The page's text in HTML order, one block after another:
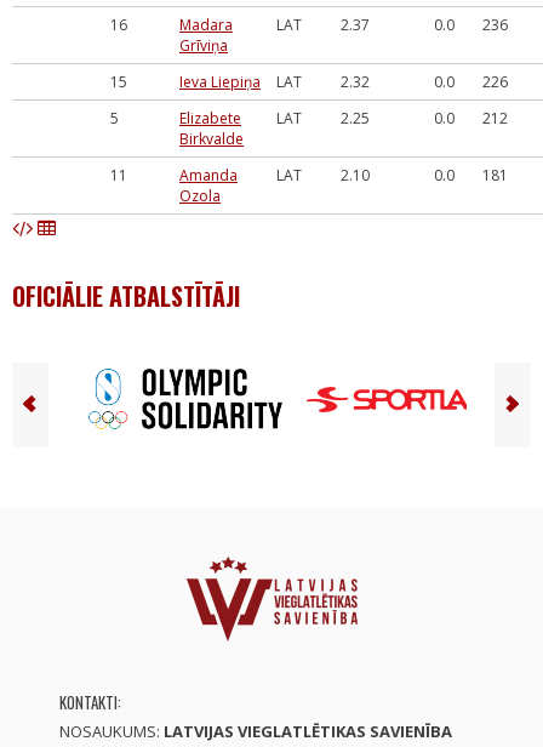
16
Madara
Grīviņa
LAT 2.37 0.0 236
15 Ieva Liepiņa LAT 2.32 0.0
226
5
Elizabete
Birkvalde
LAT 2.25 0.0 212
11
Amanda
Ozola
LAT 2.10 0.0 181
OFICIĀLIE ATBALSTĪTĀJI
KONTAKTI:
NOSAUKUMS: LATVIJAS VIEGLATLĒTIKAS SAVIENĪBA